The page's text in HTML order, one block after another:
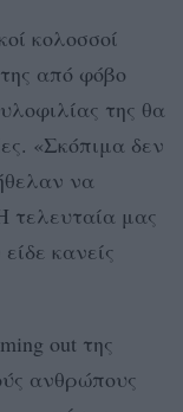
κολοσσοί
από φόβο
της θα
«Σκόπιμα δεν
να
τελευταία μας
κανείς
out της
ανθρώπους